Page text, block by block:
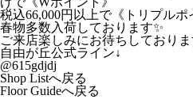
税込66,000円以上で《トリプル
春物多数入荷しております✨
ご来店楽しみにお待ちしておりま
自由が丘公式ライン↓
@615gdjdj
Shop Listへ戻る
Floor Guideへ戻る